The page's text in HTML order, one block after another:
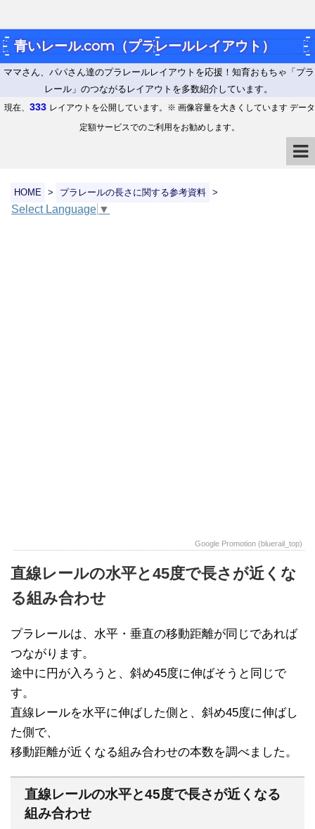
青いレール.com（プラレールレイアウト）
ママさん、パパさん達のプラレールレイアウトを応援！知育おもちゃ「プラ
レール」のつながるレイアウトを多数紹介しています。
現在、 333 レイアウトを公開しています。※ 画像容量を大きくしています データ
定額サービスでのご利用をお勧めします。
HOME > プラレールの長さに関する参考資料 >
Select Language ▼
Google Promotion (bluerail_top)
直線レールの水平と45度で長さが近くな
る組み合わせ
プラレールは、水平・垂直の移動距離が同じであれば
つながります。
途中に円が入ろうと、斜め45度に伸ばそうと同じで
す。
直線レールを水平に伸ばした側と、斜め45度に伸ばし
た側で、
移動距離が近くなる組み合わせの本数を調べました。
直線レールの水平と45度で長さが近くなる
組み合わせ